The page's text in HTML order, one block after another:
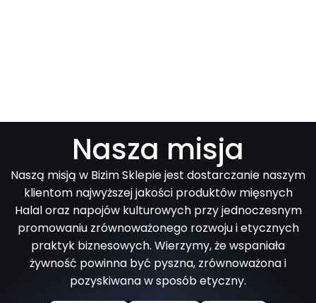
Nasza misja
Naszą misją w Bizim Sklepie jest dostarczanie naszym
klientom najwyższej jakości produktów mięsnych
Halal oraz napojów kulturowych przy jednoczesnym
promowaniu zrównoważonego rozwoju i etycznych
praktyk biznesowych. Wierzymy, że wspaniała
żywność powinna być pyszna, zrównoważona i
pozyskiwana w sposób etyczny.